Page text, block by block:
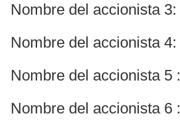
Nombre del accionista 3:
Nombre del accionista 4:
Nombre del accionista 5 :
Nombre del accionista 6 :